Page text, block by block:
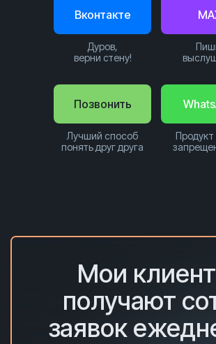
Позвонить
Лучший способ
понять друг друга
Продукт
Вконтакте
Дуров,
верни стену!
Мои
получают
заявок